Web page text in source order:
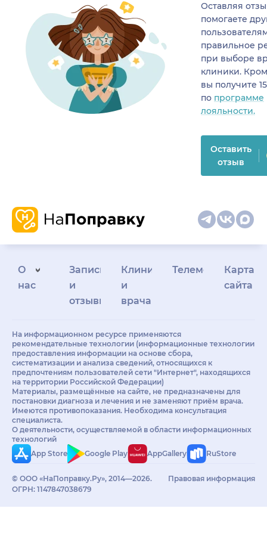
Оставляя
помогаете
правильное
при выборе
клиники.
вы получите
по программе
лояльности.
Оставить
отзыв
О
нас
Запись
и
отзывы
Клиникам
и
врачам
Телемедицина
Карта
сайта
На информационном ресурсе применяются
рекомендательные технологии (информационные технологии
предоставления информации на основе сбора,
систематизации и анализа сведений, относящихся к
предпочтениям пользователей сети "Интернет", находящихся
на территории Российской Федерации)
Материалы, размещённые на сайте, не предназначены для
постановки диагноза и лечения и не заменяют приём врача.
Имеются противопоказания. Необходима консультация
специалиста.
О деятельности, осуществляемой в области информационных
технологий
App Store
Google Play AppGallery RuStore
© ООО «НаПоправку.Ру», 2014—2026.
ОГРН: 1147847038679
Правовая информация